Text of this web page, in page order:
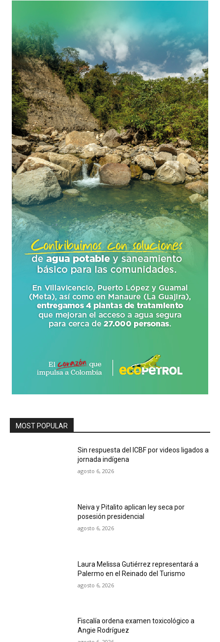
MOST POPULAR
Sin respuesta del ICBF por videos ligados a
jornada indígena
agosto 6, 2026
Neiva y Pitalito aplican ley seca por
posesión presidencial
agosto 6, 2026
Laura Melissa Gutiérrez representará a
Palermo en el Reinado del Turismo
agosto 6, 2026
Fiscalía ordena examen toxicológico a
Angie Rodríguez